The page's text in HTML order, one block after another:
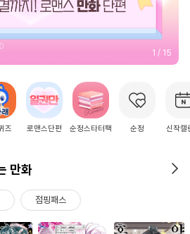
2 / 15
즈 로맨스단편 순정스타터팩 순정 신작캘
만화
점핑패스